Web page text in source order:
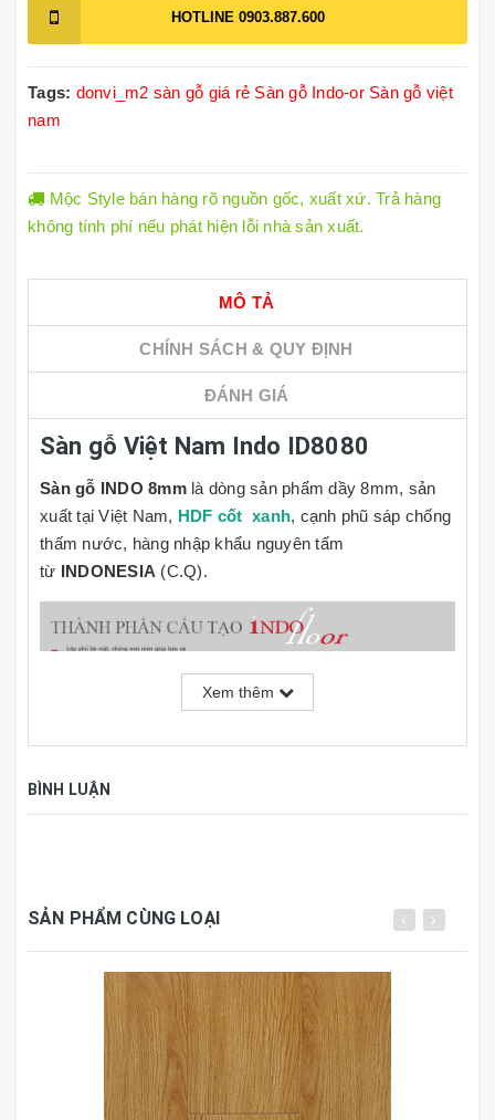
HOTLINE 0903.887.600
Tags: donvi_m2 sàn gỗ giá rẻ Sàn gỗ Indo-or Sàn gỗ việt
nam
Mộc Style bán hàng rõ nguồn gốc, xuất xứ. Trả hàng
không tính phí nếu phát hiện lỗi nhà sản xuất.
MÔ TẢ
CHÍNH SÁCH & QUY ĐỊNH
ĐÁNH GIÁ
Sàn gỗ Việt Nam Indo ID8080
Sàn gỗ INDO 8mm là dòng sản phẩm dầy 8mm, sản
xuất tại Việt Nam, HDF cốt xanh, cạnh phũ sáp chống
thấm nước, hàng nhập khẩu nguyên tấm
từ INDONESIA (C.Q).
+ Sàn gỗ INDOlà loạisàn gỗ công nghiệp
Indonesia HDF Laminate Flooring),
phòng kêt cả nhà bếp hay phòng tắm có khoan
tắm riêng.
Sản phẩm thông qua các quá trình kiểm định chứng
nhận thân thiện môi trường, và các quá trình thử
Xem thêm
BÌNH LUẬN
SẢN PHẨM CÙNG LOẠI